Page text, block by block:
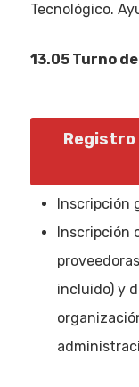
Tecnológico.
13.05 Turno
Registro
Inscripción
Inscripción
incluido) y